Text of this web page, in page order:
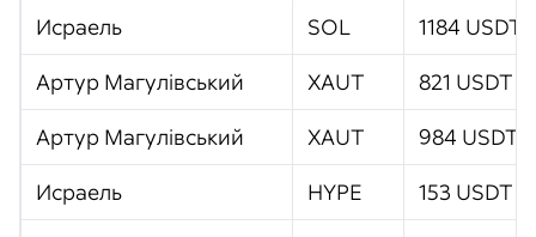
Исраель
SOL
1184 USDT
Артур Магулівський
XAUT
821 USDT
Артур Магулівський
XAUT
984 USDT
Исраель
HYPE
153 USDT